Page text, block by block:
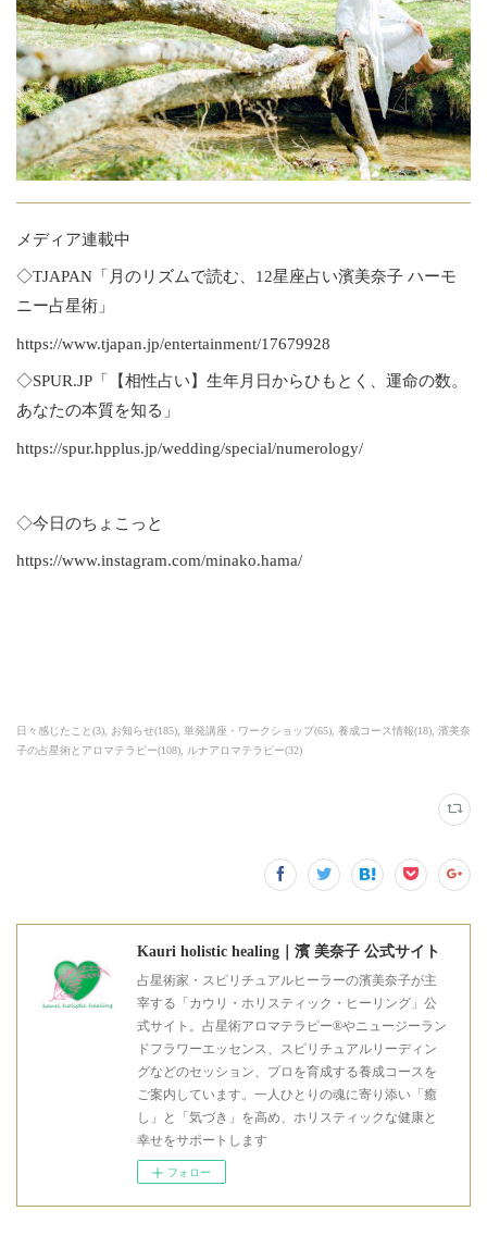
メディア連載中
◇TJAPAN「月のリズムで読む、12星座占い濱美奈子 ハーモ
ニー占星術」
https://www.tjapan.jp/entertainment/17679928
◇SPUR.JP「【相性占い】生年月日からひもとく、運命の数。
あなたの本質を知る」
https://spur.hpplus.jp/wedding/special/numerology/
◇今日のちょこっと
https://www.instagram.com/minako.hama/
日々感じたこと(3) お知らせ(185) 単発講座・ワークショップ(65) 養成コース情報(18) 濱美奈
子の占星術とアロマテラピー(108) ルナアロマテラピー(32)
Kauri holistic healing｜濱 美奈子 公式サイト
占星術家・スピリチュアルヒーラーの濱美奈子が主
宰する「カウリ・ホリスティック・ヒーリング」公
式サイト。占星術アロマテラピー®やニュージーラン
ドフラワーエッセンス、スピリチュアルリーディン
グなどのセッション、プロを育成する養成コースを
ご案内しています。一人ひとりの魂に寄り添い「癒
し」と「気づき」を高め、ホリスティックな健康と
幸せをサポートします
フォロー